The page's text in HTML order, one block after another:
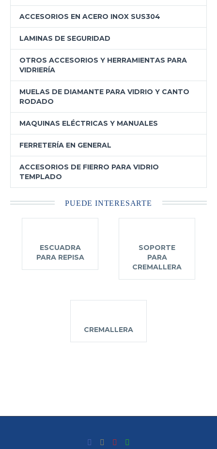
ACCESORIOS EN ACERO INOX SUS304
LAMINAS DE SEGURIDAD
OTROS ACCESORIOS Y HERRAMIENTAS PARA
VIDRIERÍA
MUELAS DE DIAMANTE PARA VIDRIO Y CANTO
RODADO
MAQUINAS ELÉCTRICAS Y MANUALES
FERRETERÍA EN GENERAL
ACCESORIOS DE FIERRO PARA VIDRIO
TEMPLADO
PUEDE INTERESARTE
ESCUADRA
PARA REPISA
SOPORTE
PARA
CREMALLERA
CREMALLERA